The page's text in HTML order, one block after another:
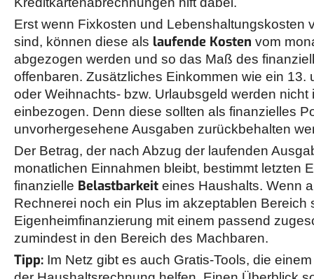
Erst wenn Fixkosten und Lebenshaltungskosten
sind, können diese als laufende Kosten vom
abgezogen werden und so das Maß des
offenbaren. Zusätzliches Einkommen wie ein 13.
oder Weihnachts- bzw. Urlaubsgeld werden
einbezogen. Denn diese sollten als finanzielles
unvorhergesehene Ausgaben zurückbehalten
Der Betrag, der nach Abzug der laufenden
monatlichen Einnahmen bleibt, bestimmt letzten
finanzielle Belastbarkeit eines Haushalts. Wenn
Rechnerei noch ein Plus im akzeptablen Bereich
Eigenheimfinanzierung mit einem passend
zumindest in den Bereich des Machbaren.
Tipp: Im Netz gibt es auch Gratis-Tools, die